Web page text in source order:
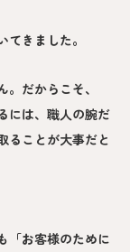
きました。
だからこそ、
には、職人の腕だ
ることが大事だと
「お客様のために